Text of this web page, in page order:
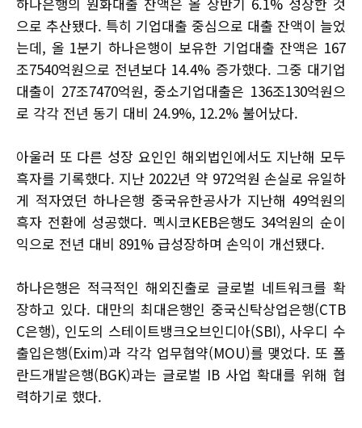
으로 추산됐다. 특히 기업대출 중심으로 대출 잔액이 늘었
는데, 올 1분기 하나은행이 보유한 기업대출 잔액은 167
조7540억원으로 전년보다 14.4% 증가했다. 그중 대기업
대출이 27조7470억원, 중소기업대출은 136조130억원으
로 각각 전년 동기 대비 24.9%, 12.2% 불어났다.
아울러 또 다른 성장 요인인 해외법인에서도 지난해 모두
흑자를 기록했다. 지난 2022년 약 972억원 손실로 유일하
게 적자였던 하나은행 중국유한공사가 지난해 49억원의
흑자 전환에 성공했다. 멕시코KEB은행도 34억원의 순이
익으로 전년 대비 891% 급성장하며 손익이 개선됐다.
하나은행은 적극적인 해외진출로 글로벌 네트워크를 확
장하고 있다. 대만의 최대은행인 중국신탁상업은행(CTB
C은행), 인도의 스테이트뱅크오브인디아(SBI), 사우디 수
출입은행(Exim)과 각각 업무협약(MOU)를 맺었다. 또 폴
란드개발은행(BGK)과는 글로벌 IB 사업 확대를 위해 협
력하기로 했다.